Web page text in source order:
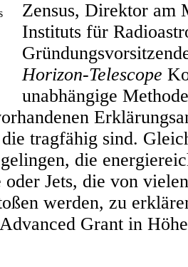
Zensus, Direktor am
Instituts für
Horizon-Telescope
unabhängige
tragfähig sind.
die
oder Jets, die von
werden, zu
Grant in